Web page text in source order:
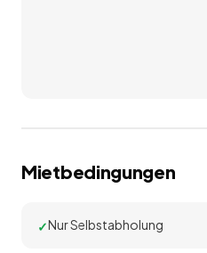
Mietbedingungen
Nur Selbstabholung